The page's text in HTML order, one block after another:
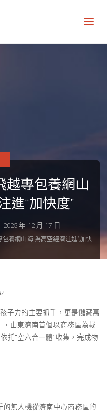
越專包養網山
進“加快度”
2025 年 12 月 17 日
包養網山海 為高空經濟注進“加快
子力的主要抓手，更是儲藏萬
，山東濟南首個以商務區為載
托“空六合一體”收集，完成物
的無人機從濟南中心商務區的